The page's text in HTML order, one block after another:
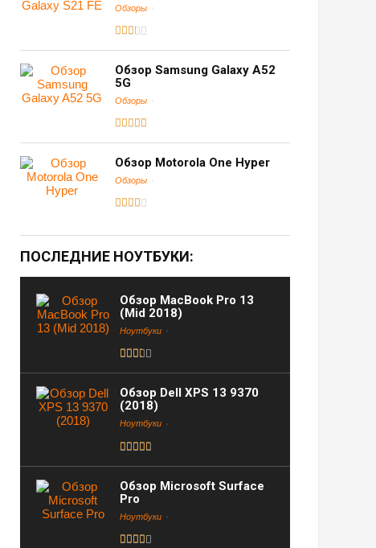
Обзоры
Обзор Samsung Galaxy A52
5G
Обзоры
Обзор Motorola One Hyper
Обзоры
ПОСЛЕДНИЕ НОУТБУКИ:
Обзор MacBook Pro 13
(Mid 2018)
Ноутбуки
Обзор Dell XPS 13 9370
(2018)
Ноутбуки
Обзор Microsoft Surface
Pro
Ноутбуки